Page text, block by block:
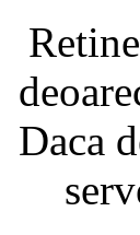
Daca